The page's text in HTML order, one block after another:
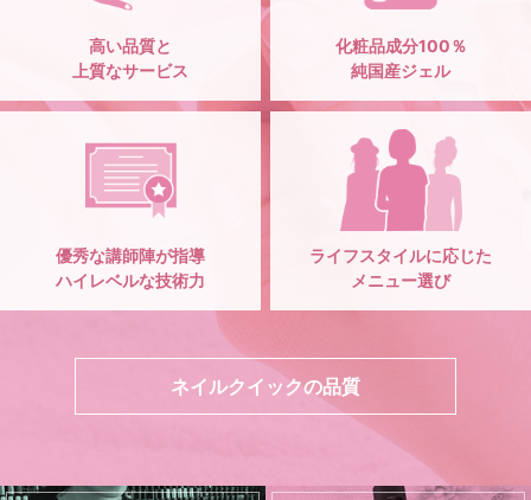
高い品質と
上質なサービス
化粧品成分100％
純国産ジェル
優秀な講師陣が指導
ハイレベルな技術力
ライフスタイルに応じた
メニュー選び
ネイルクイックの品質